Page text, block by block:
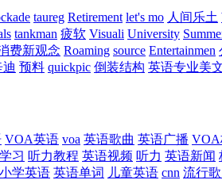
taureg Retirement let's mo 人间乐土
tankman 疲软 Visuali University
费新观念 Roaming source Entertainmen
迪 预料 quickpic 倒装结构 英语专业美
VOA英语 voa 英语歌曲 英语广播 VOA
习 听力教程 英语视频 听力 英语新闻
小学英语 英语单词 儿童英语 cnn 流行